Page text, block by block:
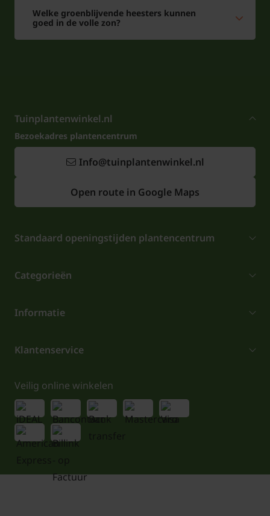
Welke groenblijvende heesters kunnen
goed in de volle zon?
Tuinplantenwinkel.nl
Bezoekadres plantencentrum
Info@tuinplantenwinkel.nl
Open route in Google Maps
Standaard openingstijden plantencentrum
Categorieën
Informatie
Klantenservice
Veilig online winkelen